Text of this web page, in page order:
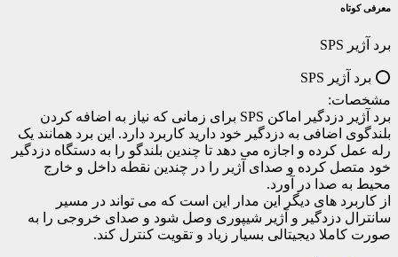
معرفی کوتاه
برد آژیر SPS
⭕️ برد آژیر SPS
مشخصات:
برد آژیر دزدگیر اماکن SPS برای زمانی که نیاز به اضافه کردن
بلندگوی اضافی به دزدگیر خود دارید کاربرد دارد. این برد همانند یک
رله عمل کرده و اجازه می دهد تا چندین بلندگو را به دستگاه دزدگیر
خود متصل کرده و صدای آژیر را در چندین نقطه داخل و خارج
محیط به صدا در آورد.
از کاربرد های دیگر این مدار این است که می تواند در مسیر
سانترال دزدگیر و آژیر شیپوری وصل شود و صدای خروجی را به
صورت کاملا دیجیتالی بسیار زیاد و تقویت کنترل کند.